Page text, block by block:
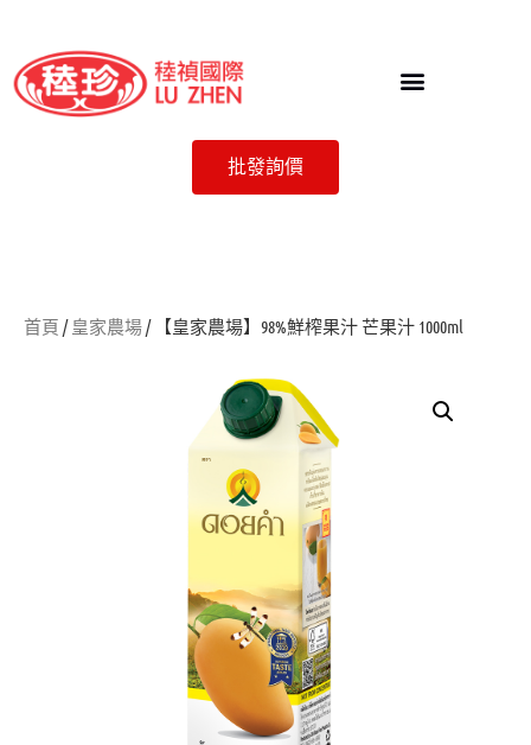
批發詢價
首頁 / 皇家農場/ 【皇家農場】98%鮮榨果汁 芒果汁 1000ml